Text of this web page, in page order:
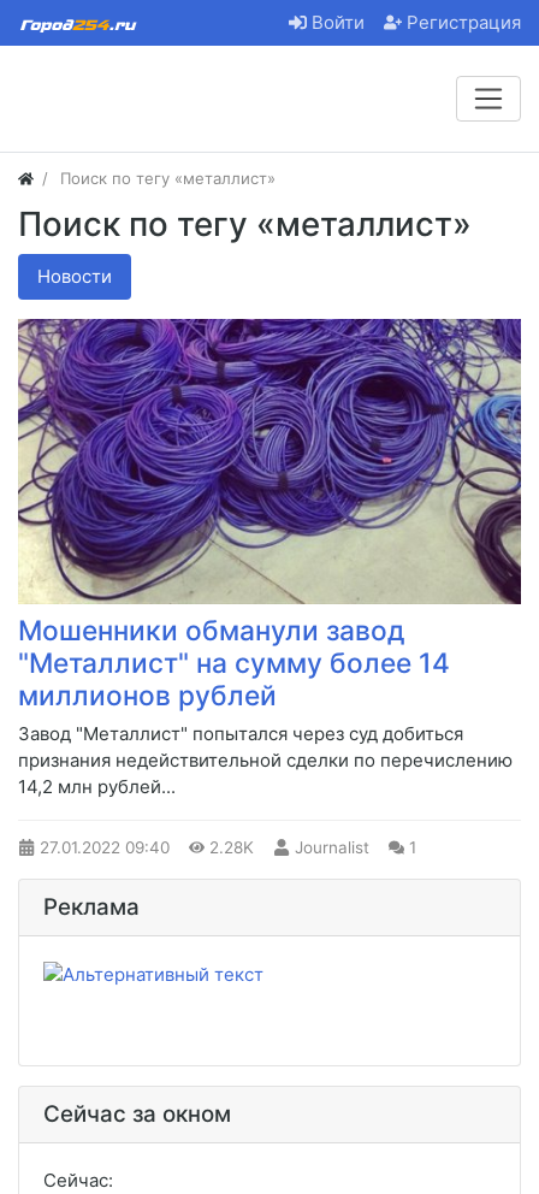
Войти Регистрация
Поиск по тегу «металлист»
Поиск по тегу «металлист»
Новости
Мошенники обманули завод
"Металлист" на сумму более 14
миллионов рублей
Завод "Металлист" попытался через суд добиться
признания недействительной сделки по перечислению
14,2 млн рублей...
27.01.2022 09:40 2.28K Journalist 1
Реклама
Сейчас за окном
Сейчас: